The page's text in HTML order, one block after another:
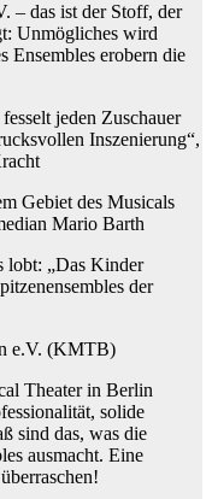
– das ist der Stoff, der
Unmögliches wird
Ensembles erobern die
jeden Zuschauer
Inszenierung“,
Gebiet des Musicals
Mario Barth
lobt: „Das Kinder
der
e.V. (KMTB)
Theater in Berlin
solide
sind das, was die
ausmacht. Eine